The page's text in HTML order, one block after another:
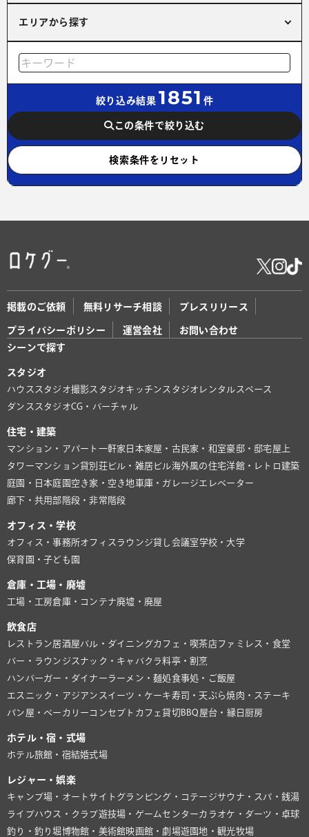
エリアから探す
絞り込み結果 1851 件
この条件で絞り込む
検索条件をリセット
掲載のご依頼 無料リサーチ相談 プレスリリース
プライバシーポリシー 運営会社
お問い合わせ
シーンで探す
スタジオ
ハウススタジオ撮影スタジオキッチンスタジオ レンタルスペース
ダンススタジオCG・バーチャル
住宅・建築
マンション・アパート 一軒家 日本家屋・古民家・和室豪邸・邸宅屋上
タワーマンション貸別荘ビル・雑居ビル海外風の住宅洋館・レトロ建築
庭園・日本庭園 空き家・空き地 車庫・ガレージ エレベーター
廊下・共用部 階段・非常階段
オフィス・学校
オフィス・事務所オフィスラウンジ貸し会議室学校・大学
保育園・子ども園
倉庫・工場・廃墟
工場・工房倉庫・コンテナ廃墟・廃屋
飲食店
レストラン居酒屋バル・ダイニングカフェ・喫茶店ファミレス・食堂
バー・ラウンジ スナック・キャバクラ料亭・割烹
ハンバーガー・ダイナーラーメン・麺処食事処・ご飯屋
エスニック・アジアン スイーツ・ケーキ寿司・天ぷら焼肉・ステーキ
パン屋・ベーカリー コンセプトカフェ貸切BBQ 屋台・縁日 厨房
ホテル・宿・式場
ホテル旅館・宿結婚式場
レジャー・娯楽
キャンプ場・オートサイト グランピング・コテージサウナ・スパ・銭湯
ライブハウス・クラブ遊技場・ゲームセンターカラオケ・ダーツ・卓球
釣り・釣り堀博物館・美術館映画館・劇場遊園地・観光牧場